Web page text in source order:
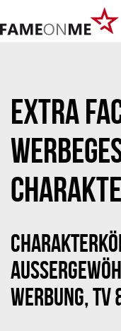
EXTRA
ERBUNG, TV &